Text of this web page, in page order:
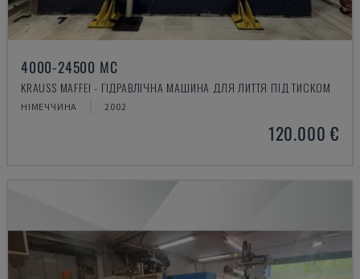
4000-24500 MC
KRAUSS MAFFEI - ГІДРАВЛІЧНА МАШИНА ДЛЯ ЛИТТЯ ПІД ТИСКОМ
НІМЕЧЧИНА 2002
120.000 €